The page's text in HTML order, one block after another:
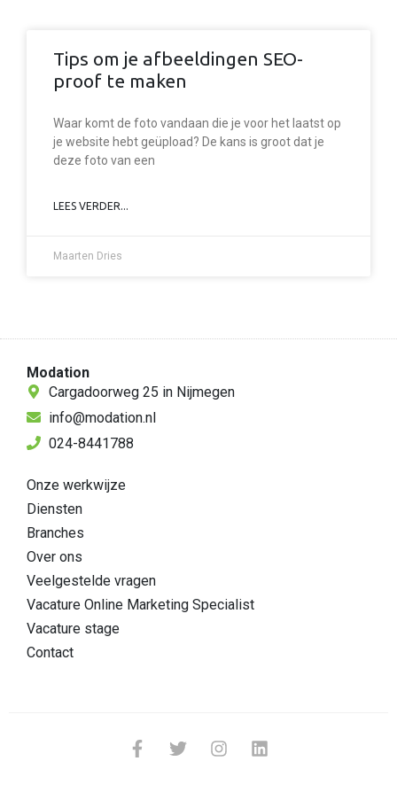
Tips om je afbeeldingen SEO-
proof te maken
Waar komt de foto vandaan die je voor het laatst op
je website hebt geüpload? De kans is groot dat je
deze foto van een
LEES VERDER...
Maarten Dries
Modation
Cargadoorweg 25 in Nijmegen
info@modation.nl
024-8441788
Onze werkwijze
Diensten
Branches
Over ons
Veelgestelde vragen
Vacature Online Marketing Specialist
Vacature stage
Contact